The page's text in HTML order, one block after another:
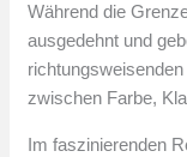
Während die
ausgedehnt und
zwischen Farbe,
Im faszinierenden